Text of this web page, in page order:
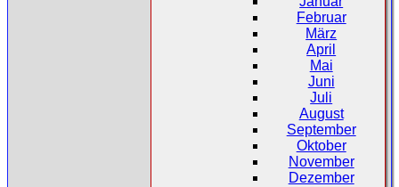
Februar
März
April
Mai
Juni
Juli
August
September
Oktober
November
Dezember